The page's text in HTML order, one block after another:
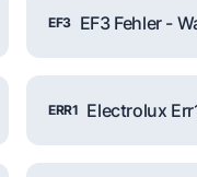
EF3 EF3 Fehler -
ERR1 Electrolux